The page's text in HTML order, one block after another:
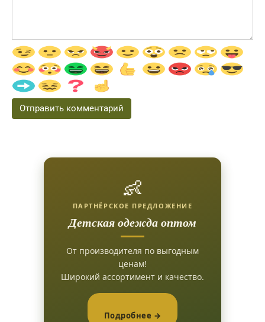
👶
ПАРТНЁРСКОЕ ПРЕДЛОЖЕНИЕ
Детская одежда оптом
От производителя по выгодным
ценам!
Широкий ассортимент и качество.
Подробнее →